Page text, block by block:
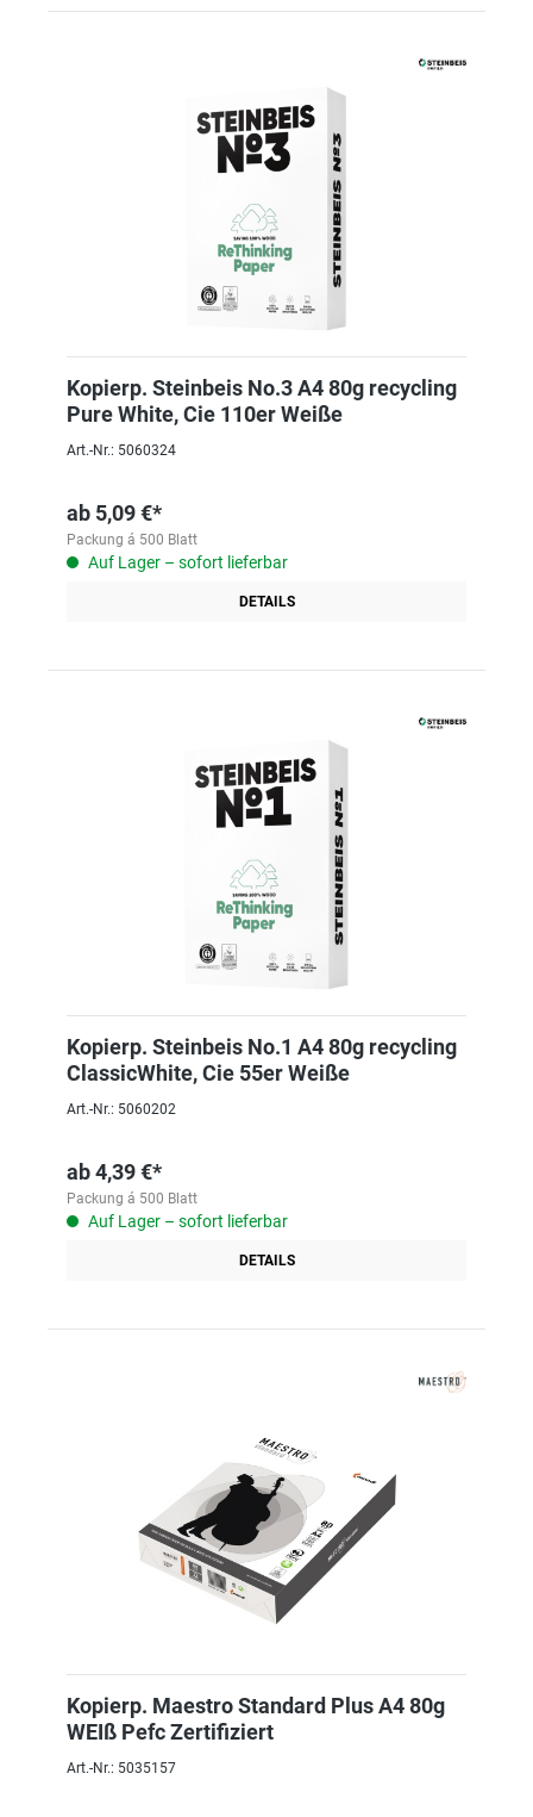
Kopierp. Steinbeis No.3 A4 80g recycling
Pure White, Cie 110er Weiße
Art.-Nr.: 5060324
ab 5,09 €*
Packung á 500 Blatt
Auf Lager – sofort lieferbar
DETAILS
Kopierp. Steinbeis No.1 A4 80g recycling
ClassicWhite, Cie 55er Weiße
Art.-Nr.: 5060202
ab4,39 €*
Packung á 500 Blatt
Auf Lager – sofort lieferbar
DETAILS
Kopierp. Maestro Standard Plus A4 80g
WEIß Pefc Zertifiziert
Art.-Nr.: 5035157